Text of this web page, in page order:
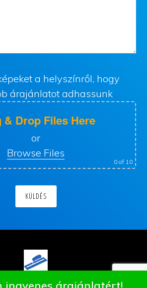
a helyszínről, hogy
árajánlatot adhassunk
& Drop Files Here
or
Browse Files
0of 10
ingyenes árajánlatért!